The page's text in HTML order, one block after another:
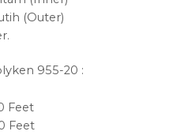
(Outer)
955-20 :
Feet
Feet